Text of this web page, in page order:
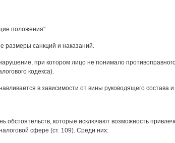
положения"
размеры санкций и наказаний.
при котором лицо не понимало
кодекса).
в зависимости от вины руководящего состава
обстоятельств, которые исключают возможность
сфере (ст. 109). Среди них: